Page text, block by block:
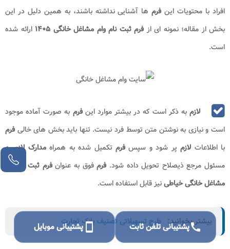
افراد با محتویات اینفرم ها آشنایی نداشته باشند، به همین دلیل در این
بخش از مقاله؛ نمونه ای ازفرم ثبت نام وام مشاغل خانگی ۱۴۰۵ ارائه شده
است.
لازمبه ذکر است که در بیشتر موارد اینفرم به صورت آماده موجود
است و نیازی به نوشتن متن توسط فرد نیست. تنها باید بخش های خالیفرم
با اطلاعات لازم پر شود و سپسفرم تکمیل شده به همراهمدارک لازمبه
مسئول مرجع ذیصلاح تحویل داده شود.فرمفوق به عنوانفرم ثبت نام وام
مشاغل خانگی خیاطینیز قابل استفاده است.
بیشتر بخوانید: طرح تسهیلاتی تصنیف بانک تجارت callپشتیبانی تلفن ثابت smartphoneپشتیبانی موبایل